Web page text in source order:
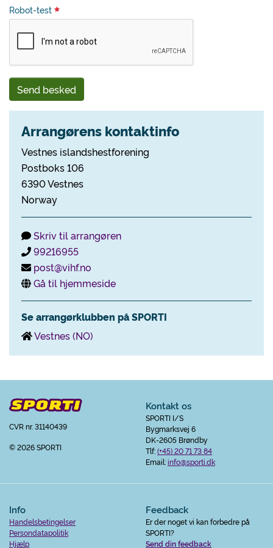
Robot-test
Send besked
Arrangørens kontaktinfo
Vestnes islandshestforening
Postboks 106
6390 Vestnes
Norway
Skriv til arrangøren
99216955
post@vihf.no
Gå til hjemmeside
Se arrangørklubben på SPORTI
Vestnes (NO)
CVR nr. 31140439
© 2026 SPORTI
Kontakt os
SPORTI I/S
Bygmarksvej 6
DK-2605 Brøndby
Tlf:(+45) 20 71 73 84
Email:info@sporti.dk
Info
Handelsbetingelser
Persondatapolitik
Hjælp
Feedback
Er der noget vi kan forbedre på
SPORTI?
Send din feedback